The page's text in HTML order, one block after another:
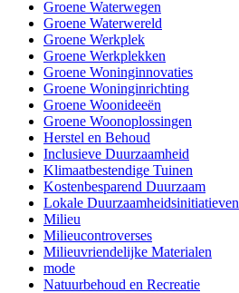
Groene Waterwegen
Groene Waterwereld
Groene Werkplek
Groene Werkplekken
Groene Woninginnovaties
Groene Woninginrichting
Groene Woonideeën
Groene Woonoplossingen
Herstel en Behoud
Inclusieve Duurzaamheid
Klimaatbestendige Tuinen
Kostenbesparend Duurzaam
Lokale Duurzaamheidsinitiatieven
Milieu
Milieucontroverses
Milieuvriendelijke Materialen
mode
Natuurbehoud en Recreatie